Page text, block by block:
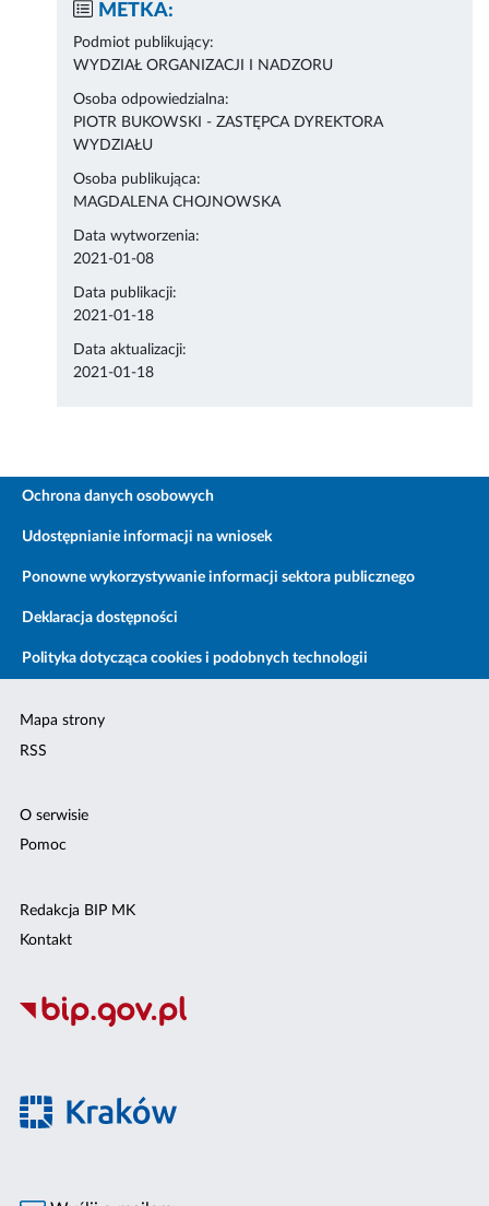
METKA:
Podmiot publikujący:
WYDZIAŁ ORGANIZACJI I NADZORU
Osoba odpowiedzialna:
PIOTR BUKOWSKI - ZASTĘPCA DYREKTORA
WYDZIAŁU
Osoba publikująca:
MAGDALENA CHOJNOWSKA
Data wytworzenia:
2021-01-08
Data publikacji:
2021-01-18
Data aktualizacji:
2021-01-18
Ochrona danych osobowych
Udostępnianie informacji na wniosek
Ponowne wykorzystywanie informacji sektora publicznego
Deklaracja dostępności
Polityka dotycząca cookies i podobnych technologii
Mapa strony
RSS
O serwisie
Pomoc
Redakcja BIP MK
Kontakt